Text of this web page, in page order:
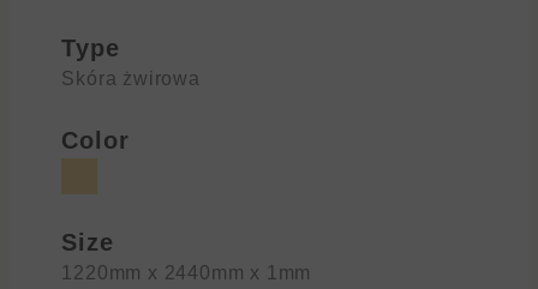
Type
Skóra żwirowa
Color
Size
1220mm x 2440mm x 1mm